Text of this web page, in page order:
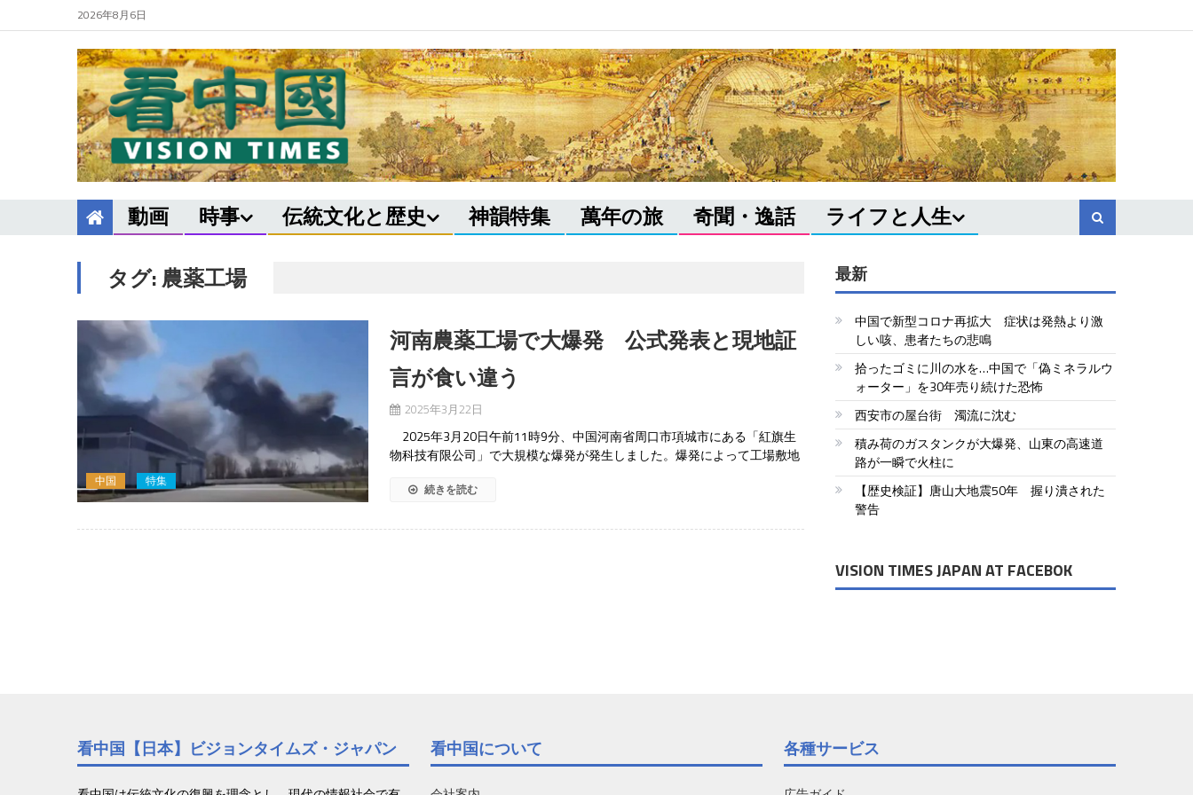
2026年8月6日
動画 時事 伝統文化と歴史 神韻特集 萬年の旅 奇聞・逸話 ライフと人生
タグ:農薬工場
中国 特集
河南農薬工場で大爆発 公式発表と現地証
言が食い違う
2025年3月22日
2025年3月20日午前11時9分、中国河南省周口市項城市にある「紅旗生
物科技有限公司」で大規模な爆発が発生しました。爆発によって工場敷地
続きを読む
最新
中国で新型コロナ再拡大 症状は発熱より激
しい咳、患者たちの悲鳴
拾ったゴミに川の水を…中国で「偽ミネラルウ
ォーター」を30年売り続けた恐怖
西安市の屋台街 濁流に沈む
積み荷のガスタンクが大爆発、山東の高速道
路が一瞬で火柱に
【歴史検証】唐山大地震50年 握り潰された
警告
VISION TIMES JAPAN AT FACEBOK
看中国【日本】ビジョンタイムズ・ジャパン 看中国について 各種サービス